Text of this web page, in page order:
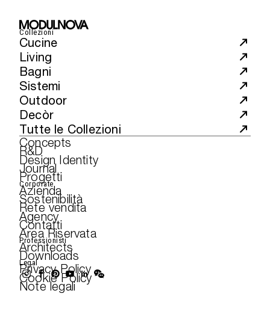
Collezioni
Cucine
Living
Bagni
Sistemi
Outdoor
Decòr
Tutte le Collezioni
Concepts
R&D
Design Identity
Journal
Progetti
Corporate
Azienda
Sostenibilità
Rete vendita
Agency
Contatti
Area Riservata
Professionisti
Architects
Downloads
Legal
Privacy Policy
Cookie Policy
Note legali